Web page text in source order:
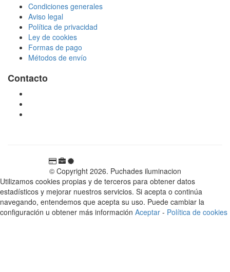
Condiciones generales
Aviso legal
Política de privacidad
Ley de cookies
Formas de pago
Métodos de envío
Contacto
© Copyright 2026. Puchades iluminacion
Utilizamos cookies propias y de terceros para obtener datos
estadísticos y mejorar nuestros servicios. Si acepta o continúa
navegando, entendemos que acepta su uso. Puede cambiar la
configuración u obtener más información Aceptar - Política de cookies